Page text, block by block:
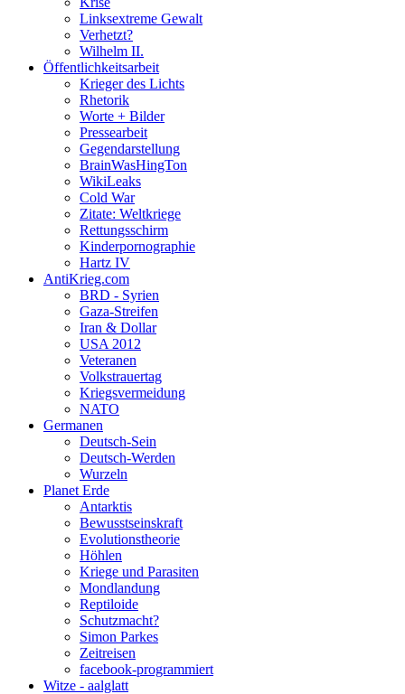
Linksextreme Gewalt
Verhetzt?
Wilhelm II.
Öffentlichkeitsarbeit
Krieger des Lichts
Rhetorik
Worte + Bilder
Pressearbeit
Gegendarstellung
BrainWasHingTon
WikiLeaks
Cold War
Zitate: Weltkriege
Rettungsschirm
Kinderpornographie
Hartz IV
AntiKrieg.com
BRD - Syrien
Gaza-Streifen
Iran & Dollar
USA 2012
Veteranen
Volkstrauertag
Kriegsvermeidung
NATO
Germanen
Deutsch-Sein
Deutsch-Werden
Wurzeln
Planet Erde
Antarktis
Bewusstseinskraft
Evolutionstheorie
Höhlen
Kriege und Parasiten
Mondlandung
Reptiloide
Schutzmacht?
Simon Parkes
Zeitreisen
facebook-programmiert
Witze - aalglatt